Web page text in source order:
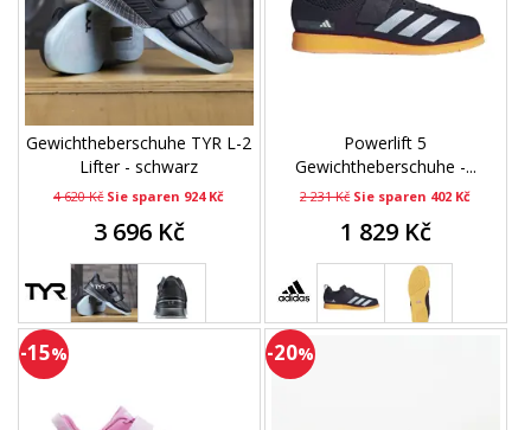
Gewichtheberschuhe TYR L-2
Lifter - schwarz
4 620 Kč Sie sparen 924 Kč
3 696 Kč
Powerlift 5
Gewichtheberschuhe -...
2 231 Kč Sie sparen 402 Kč
1 829 Kč
-15% -20%